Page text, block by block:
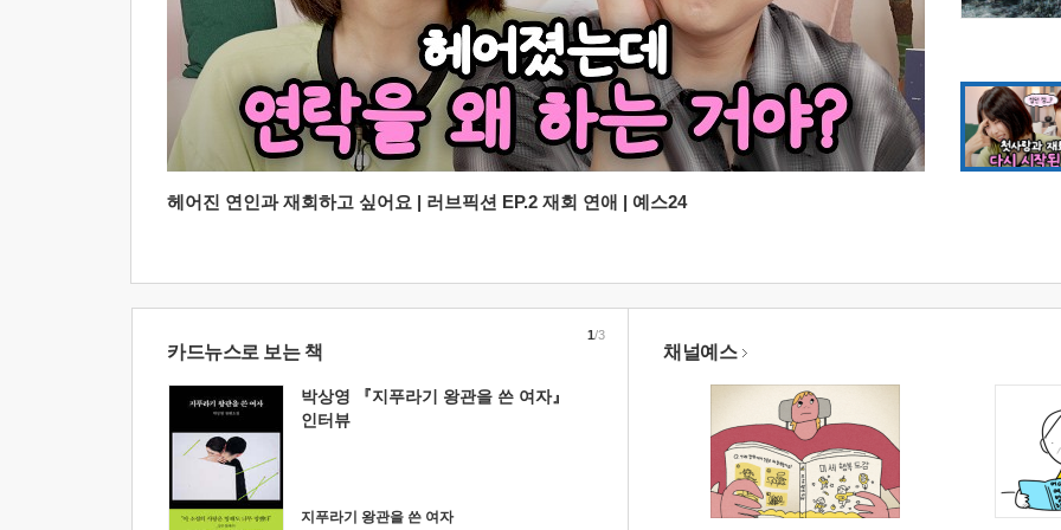
헤어진 연인과 재회하고 싶어요 | 러브픽션 EP.2 재회 연애 | 예스24
카드뉴스로 보는 책
박상영 『지푸라기 왕관을 쓴 여자』
인터뷰
지푸라기 왕관을 쓴 여자
1/3
채널예스